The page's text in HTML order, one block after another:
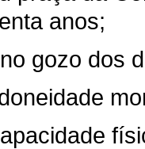
anos;
gozo dos